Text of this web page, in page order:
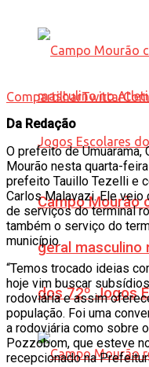
Campo Mourão
geral masculino
dos 72º Jogos
CompartilharTwittar
Da Redação
O prefeito de
Mourão nesta quarta-
prefeito Tauillo Tezelli e
Carlos Malavazi. Ele
de serviços do terminal
também o serviço do
município.
“Temos trocado ideias
hoje vim buscar
rodoviária e assim
população. Foi uma
a rodoviária como sobre
Pozzobom, que esteve
recepcionado na